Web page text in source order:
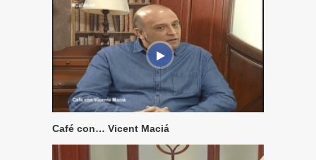
Café con… Vicent Maciá